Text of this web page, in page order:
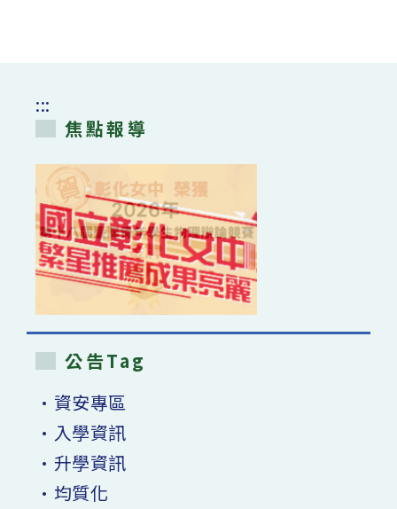
:::
焦點報導
公告Tag
•資安專區
•入學資訊
•升學資訊
•均質化